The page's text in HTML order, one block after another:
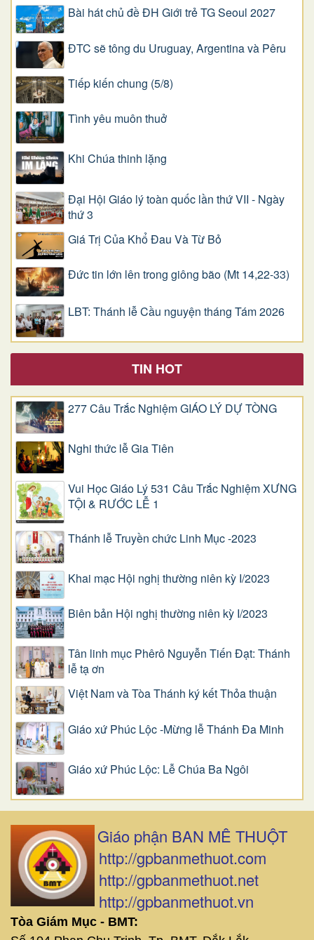
Bài hát chủ đề ĐH Giới trẻ TG Seoul 2027
ĐTC sẽ tông du Uruguay, Argentina và Pêru
Tiếp kiến chung (5/8)
Tình yêu muôn thuở
Khi Chúa thinh lặng
Đại Hội Giáo lý toàn quốc lần thứ VII - Ngày
thứ 3
Giá Trị Của Khổ Ðau Và Từ Bỏ
Đức tin lớn lên trong giông bão (Mt 14,22-33)
LBT: Thánh lễ Cầu nguyện tháng Tám 2026
TIN HOT
277 Câu Trắc Nghiệm GIÁO LÝ DỰ TÒNG
Nghi thức lễ Gia Tiên
Vui Học Giáo Lý 531 Câu Trắc Nghiệm XƯNG
TỘI & RƯỚC LỄ 1
Thánh lễ Truyền chức Linh Mục -2023
Khai mạc Hội nghị thường niên kỳ I/2023
Biên bản Hội nghị thường niên kỳ I/2023
Tân linh mục Phêrô Nguyễn Tiến Đạt: Thánh
lễ tạ ơn
Việt Nam và Tòa Thánh ký kết Thỏa thuận
Giáo xứ Phúc Lộc -Mừng lễ Thánh Đa Minh
Giáo xứ Phúc Lộc: Lễ Chúa Ba Ngôi
Giáo phận BAN MÊ THUỘT
http://gpbanmethuot.com
http://gpbanmethuot.net
http://gpbanmethuot.vn
Tòa Giám Mục - BMT: